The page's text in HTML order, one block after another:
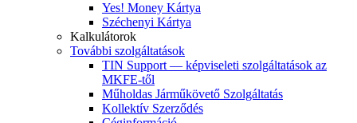
Yes! Money Kártya
Széchenyi Kártya
Kalkulátorok
További szolgáltatások
TIN Support — képviseleti szolgáltatások az
MKFE-től
Műholdas Járműkövető Szolgáltatás
Kollektív Szerződés